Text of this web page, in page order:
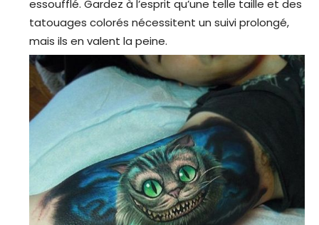
essoufflé. Gardez à l’esprit qu’une telle taille et des
tatouages ​​colorés nécessitent un suivi prolongé,
mais ils en valent la peine.